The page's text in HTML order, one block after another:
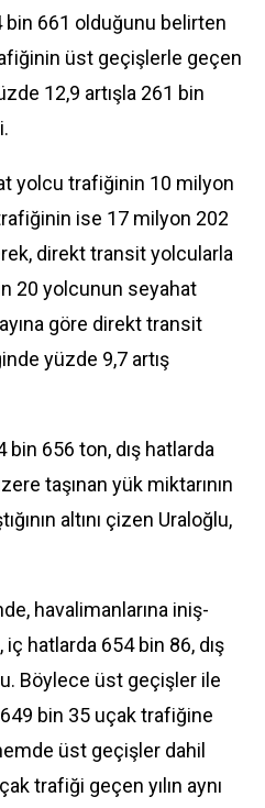
bin 661 olduğunu belirten
üst geçişlerle geçen
12,9 artışla 261 bin
yolcu trafiğinin 10 milyon
ise 17 milyon 202
direkt transit yolcularla
20 yolcunun seyahat
göre direkt transit
yüzde 9,7 artış
656 ton, dış hatlarda
taşınan yük miktarının
altını çizen Uraloğlu,
havalimanlarına iniş-
hatlarda 654 bin 86, dış
Böylece üst geçişler ile
bin 35 uçak trafiğine
üst geçişler dahil
trafiği geçen yılın aynı